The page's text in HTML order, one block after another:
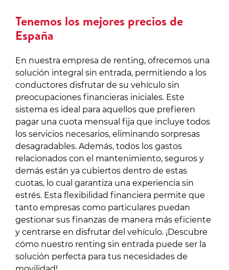
Tenemos los mejores precios de
España
En nuestra empresa de renting, ofrecemos una
solución integral sin entrada, permitiendo a los
conductores disfrutar de su vehículo sin
preocupaciones financieras iniciales. Este
sistema es ideal para aquellos que prefieren
pagar una cuota mensual fija que incluye todos
los servicios necesarios, eliminando sorpresas
desagradables. Además, todos los gastos
relacionados con el mantenimiento, seguros y
demás están ya cubiertos dentro de estas
cuotas, lo cual garantiza una experiencia sin
estrés. Esta flexibilidad financiera permite que
tanto empresas como particulares puedan
gestionar sus finanzas de manera más eficiente
y centrarse en disfrutar del vehículo. ¡Descubre
cómo nuestro renting sin entrada puede ser la
solución perfecta para tus necesidades de